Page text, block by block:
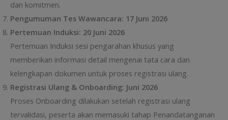
dan komitmen.
Pengumuman Tes Wawancara: 17 Juni 2026
Pertemuan Induksi: 20 Juni 2026
Pertemuan Induksi sesi pengarahan khusus yang
memberikan informasi detail mengenai tata cara dan
kelengkapan dokumen untuk proses registrasi ulang.
Registrasi Ulang & Onboarding: Juni 2026
Proses Onboarding dilakukan setelah registrasi ulang
tervalidasi, peserta akan memasuki tahap Penandatanganan